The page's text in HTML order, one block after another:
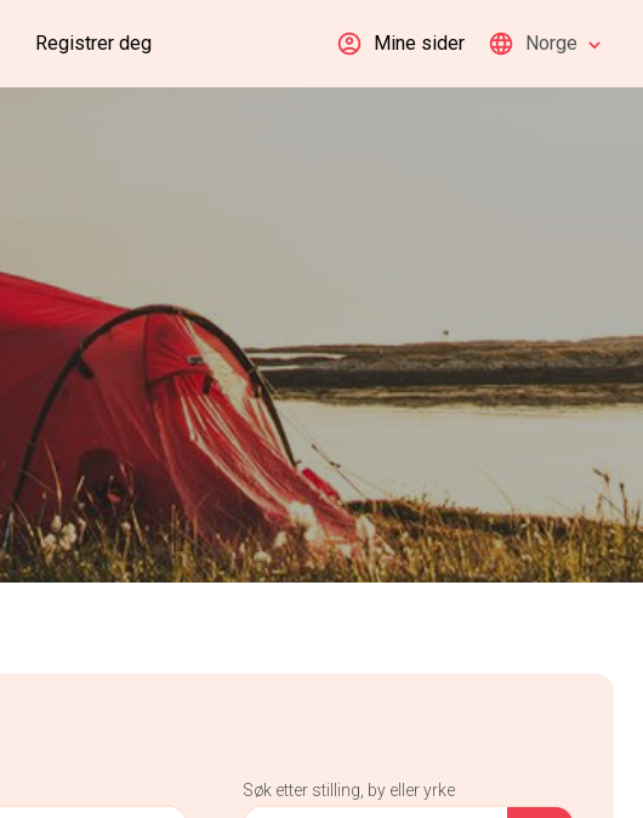
Registrer deg Mine sider Norge
Søk etter stilling, by eller yrke